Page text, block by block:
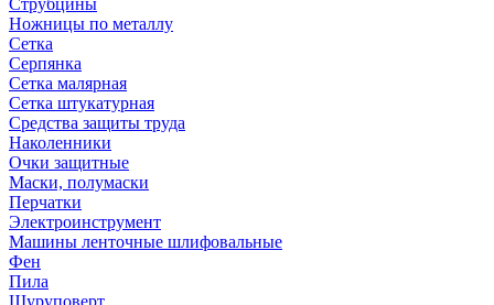
Струбцины
Ножницы по металлу
Сетка
Серпянка
Сетка малярная
Сетка штукатурная
Средства защиты труда
Наколенники
Очки защитные
Маски, полумаски
Перчатки
Электроинструмент
Машины ленточные шлифовальные
Фен
Пила
Шуруповерт